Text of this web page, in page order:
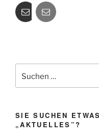
nach:
SIE SUCHEN
„AKTUELLES”?